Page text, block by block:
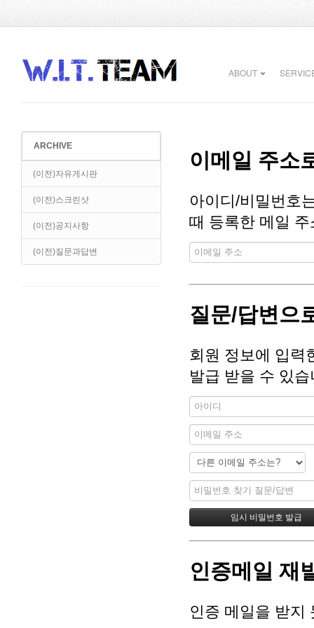
ABOUT
ARCHIVE
(이전)자유게시판
(이전)스크린샷
(이전)공지사항
(이전)질문과답변
이메일 주소
아이디/비밀번호
때 등록한 메일
질문/답변으
회원 정보에 입력
발급 받을 수 있습
인증메일 재
인증 메일을 받지